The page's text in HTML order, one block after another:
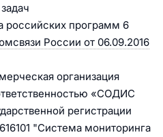
российских программ 6
России от 06.09.2016
организация
«СОДИС
регистрации
"Система мониторинга